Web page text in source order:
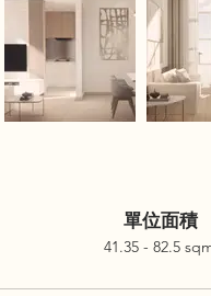
單位面積
41.35 - 82.5